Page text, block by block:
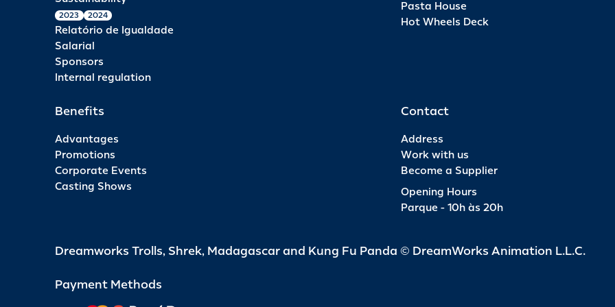
2023 2024
Relatório de Igualdade
Salarial
Sponsors
Internal regulation
Pasta House
Hot Wheels Deck
Benefits
Advantages
Promotions
Corporate Events
Casting Shows
Contact
Address
Work with us
Become a Supplier
Opening Hours
Parque - 10h às 20h
Dreamworks Trolls, Shrek, Madagascar and Kung Fu Panda © DreamWorks Animation L.L.C.
Payment Methods